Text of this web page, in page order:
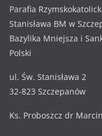
Parafia
Stanisława BM w
Bazylika Mniejsza i
Polski
ul. Św. Stanisława 2
32-823 Szczepanów
Ks. Proboszcz dr